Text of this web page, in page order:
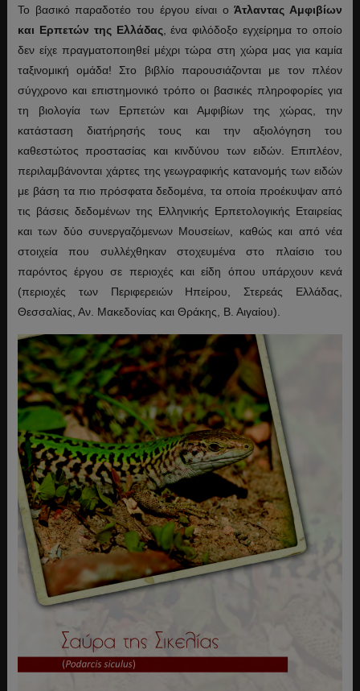
Το βασικό παραδοτέο του έργου είναι οΆτλαντας Αμφιβίων
και Ερπετών της Ελλάδας , ένα φιλόδοξο εγχείρημα το οποίο
δεν είχε πραγματοποιηθεί μέχρι τώρα στη χώρα μας για καμία
ταξινομική ομάδα! Στο βιβλίο παρουσιάζονται με τον πλέον
σύγχρονο και επιστημονικό τρόπο οι βασικές πληροφορίες για
τη βιολογία των Ερπετών και Αμφιβίων της χώρας, την
κατάσταση διατήρησής τους και την αξιολόγηση του
καθεστώτος προστασίας και κινδύνου των ειδών. Επιπλέον,
περιλαμβάνονται χάρτες της γεωγραφικής κατανομής των ειδών
με βάση τα πιο πρόσφατα δεδομένα, τα οποία προέκυψαν από
τις βάσεις δεδομένων της Ελληνικής Ερπετολογικής Εταιρείας
και των δύο συνεργαζόμενων Μουσείων, καθώς και από νέα
στοιχεία που συλλέχθηκαν στοχευμένα στο πλαίσιο του
παρόντος έργου σε περιοχές και είδη όπου υπάρχουν κενά
(περιοχές των Περιφερειών Ηπείρου, Στερεάς Ελλάδας,
Θεσσαλίας, Αν. Μακεδονίας και Θράκης, Β. Αιγαίου).